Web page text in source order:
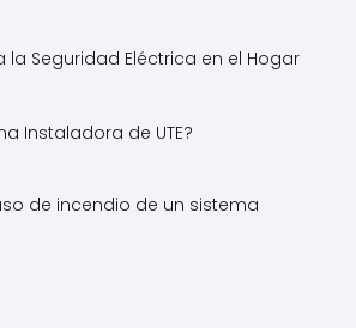
la Seguridad Eléctrica en el Hogar
Instaladora de UTE?
de incendio de un sistema